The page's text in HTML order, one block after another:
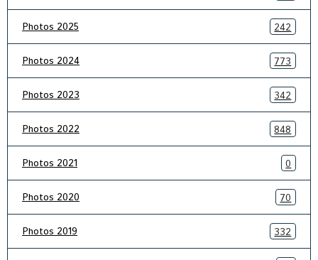
Photos 2025 242
Photos 2024 773
Photos 2023 342
Photos 2022 848
Photos 2021 0
Photos 2020 70
Photos 2019 332